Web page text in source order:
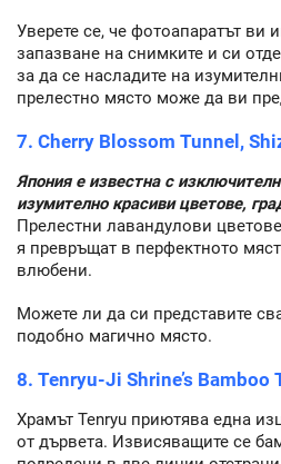
Уверете се, че фотоапаратът ви
запазване на снимките и си
за да се насладите на
прелестно място може да ви
7. Cherry Blossom Tunnel,
Япония е известна с
изумително красиви цветове,
Прелестни лавандулови
я превръщат в перфектното
влюбени.
Можете ли да си представите
подобно магично място.
8. Tenryu-Ji Shrine’s Bamboo
Храмът Tenryu приютява една
от дървета. Извисяващите се